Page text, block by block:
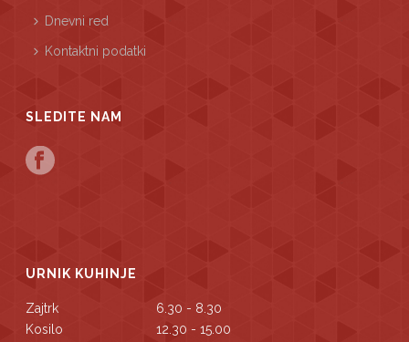
Dnevni red
Kontaktni podatki
SLEDITE NAM
URNIK KUHINJE
Zajtrk
6.30 - 8.30
Kosilo
12.30 - 15.00